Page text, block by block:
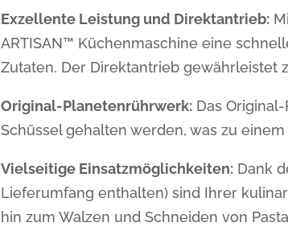
Exzellente Leistung und Direktantrieb:
ARTISAN™ Küchenmaschine eine
Zutaten. Der Direktantrieb gewährleistet
Original-Planetenrührwerk: Das
Schüssel gehalten werden, was zu
Vielseitige Einsatzmöglichkeiten: Dank
Lieferumfang enthalten) sind Ihrer
hin zum Walzen und Schneiden von